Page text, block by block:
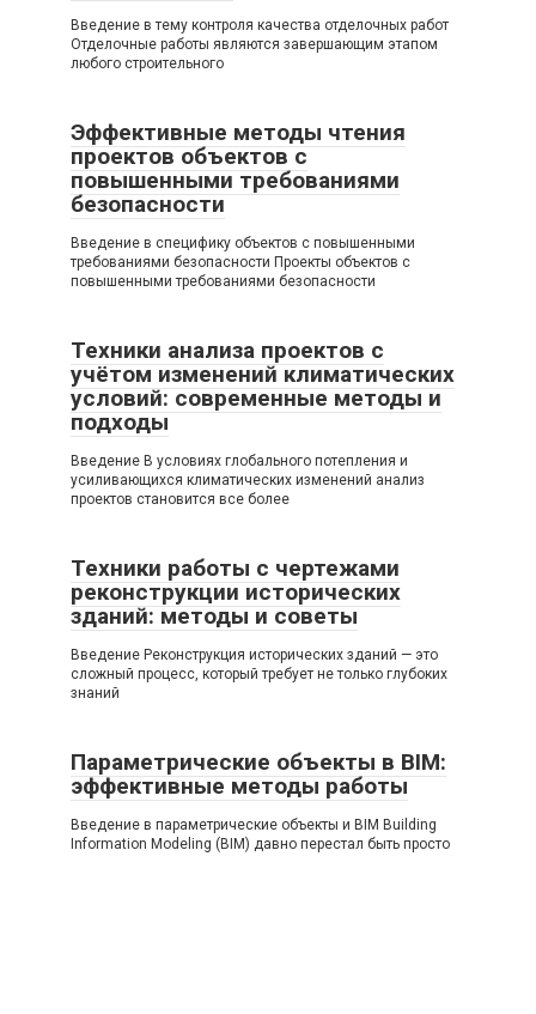
Введение в тему контроля качества отделочных работ
Отделочные работы являются завершающим этапом
любого строительного
Эффективные методы чтения
проектов объектов с
повышенными требованиями
безопасности
Введение в специфику объектов с повышенными
требованиями безопасности Проекты объектов с
повышенными требованиями безопасности
Техники анализа проектов с
учётом изменений климатических
условий: современные методы и
подходы
Введение В условиях глобального потепления и
усиливающихся климатических изменений анализ
проектов становится все более
Техники работы с чертежами
реконструкции исторических
зданий: методы и советы
Введение Реконструкция исторических зданий — это
сложный процесс, который требует не только глубоких
знаний
Параметрические объекты в BIM:
эффективные методы работы
Введение в параметрические объекты и BIM Building
Information Modeling (BIM) давно перестал быть просто